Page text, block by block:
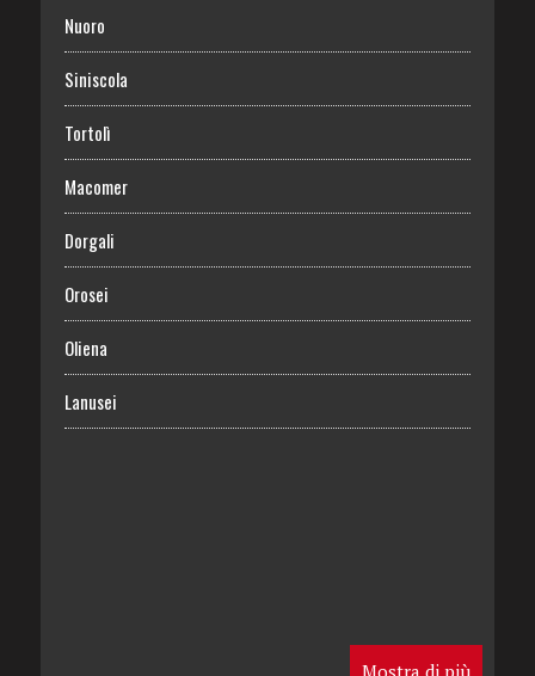
Nuoro
Siniscola
Tortolì
Macomer
Dorgali
Orosei
Oliena
Lanusei
Mostra di più